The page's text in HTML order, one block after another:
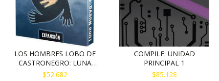
LOS HOMBRES LOBO DE
CASTRONEGRO: LUNA
NUEVA
$52.682
COMPILE: UNIDAD
PRINCIPAL 1
$85.128